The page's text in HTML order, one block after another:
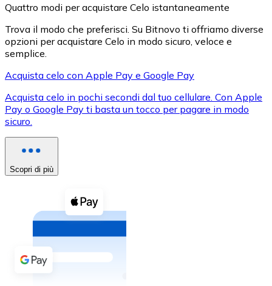
XRP
XRP
Vedi tutto
Buoni cripto
Acquista criptovalute in contanti e altri mezzi di
Acquista con contanti
Bonifico SEPA
Quattro modi per acquistare Celo istantaneamente
Trova il modo che preferisci. Su Bitnovo ti offriamo diverse
opzioni per acquistare Celo in modo sicuro, veloce e
semplice.
Acquista celo con Apple Pay e Google Pay
Acquista celo in pochi secondi dal tuo cellulare. Con Apple
Pay o Google Pay ti basta un tocco per pagare in modo
sicuro.
Scopri di più